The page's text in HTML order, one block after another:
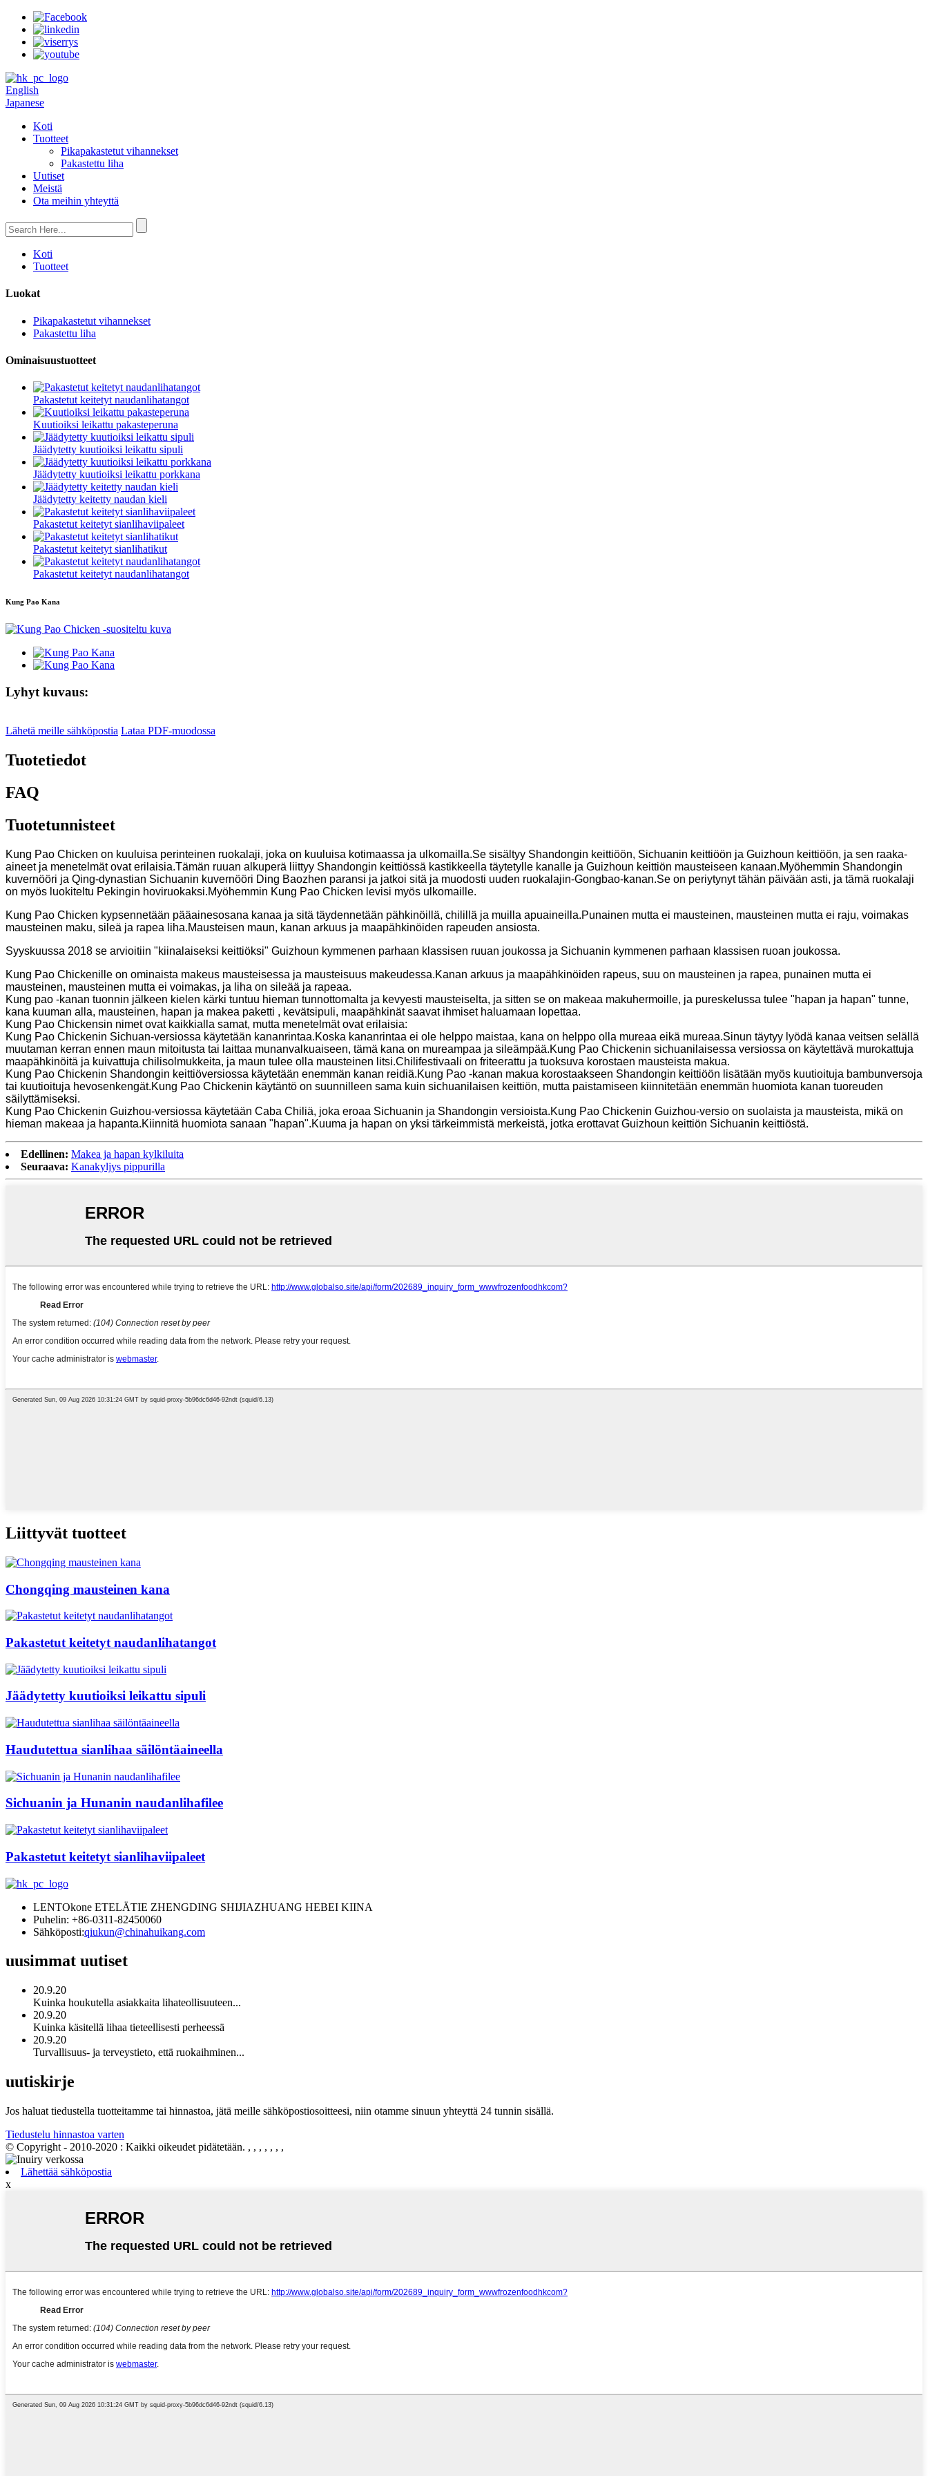
English
Japanese
Koti
Tuotteet
Pikapakastetut vihannekset
Pakastettu liha
Uutiset
Meistä
Ota meihin yhteyttä
Koti
Tuotteet
Luokat
Pikapakastetut vihannekset
Pakastettu liha
Ominaisuustuotteet
Pakastetut keitetyt naudanlihatangot
Kuutioiksi leikattu pakasteperuna
Jäädytetty kuutioiksi leikattu sipuli
Jäädytetty kuutioiksi leikattu porkkana
Jäädytetty keitetty naudan kieli
Pakastetut keitetyt sianlihaviipaleet
Pakastetut keitetyt sianlihatikut
Pakastetut keitetyt naudanlihatangot
Kung Pao Kana
Lyhyt kuvaus:
Lähetä meille sähköpostia Lataa PDF-muodossa
Tuotetiedot
FAQ
Tuotetunnisteet
Kung Pao Chicken on kuuluisa perinteinen ruokalaji, joka on kuuluisa kotimaassa ja ulkomailla.Se sisältyy Shandongin keittiöön, Sichuanin keittiöön ja Guizhoun keittiöön, ja sen raaka-
aineet ja menetelmät ovat erilaisia.Tämän ruuan alkuperä liittyy Shandongin keittiössä kastikkeella täytetylle kanalle ja Guizhoun keittiön mausteiseen kanaan.Myöhemmin Shandongin
kuvernööri ja Qing-dynastian Sichuanin kuvernööri Ding Baozhen paransi ja jatkoi sitä ja muodosti uuden ruokalajin-Gongbao-kanan.Se on periytynyt tähän päivään asti, ja tämä ruokalaji
on myös luokiteltu Pekingin hoviruokaksi.Myöhemmin Kung Pao Chicken levisi myös ulkomaille.
Kung Pao Chicken kypsennetään pääainesosana kanaa ja sitä täydennetään pähkinöillä, chilillä ja muilla apuaineilla.Punainen mutta ei mausteinen, mausteinen mutta ei raju, voimakas
mausteinen maku, sileä ja rapea liha.Mausteisen maun, kanan arkuus ja maapähkinöiden rapeuden ansiosta.
Syyskuussa 2018 se arvioitiin "kiinalaiseksi keittiöksi" Guizhoun kymmenen parhaan klassisen ruuan joukossa ja Sichuanin kymmenen parhaan klassisen ruoan joukossa.
Kung Pao Chickenille on ominaista makeus mausteisessa ja mausteisuus makeudessa.Kanan arkuus ja maapähkinöiden rapeus, suu on mausteinen ja rapea, punainen mutta ei
mausteinen, mausteinen mutta ei voimakas, ja liha on sileää ja rapeaa.
Kung pao -kanan tuonnin jälkeen kielen kärki tuntuu hieman tunnottomalta ja kevyesti mausteiselta, ja sitten se on makeaa makuhermoille, ja pureskelussa tulee "hapan ja hapan" tunne,
kana kuuman alla, mausteinen, hapan ja makea paketti , kevätsipuli, maapähkinät saavat ihmiset haluamaan lopettaa.
Kung Pao Chickensin nimet ovat kaikkialla samat, mutta menetelmät ovat erilaisia:
Kung Pao Chickenin Sichuan-versiossa käytetään kananrintaa.Koska kananrintaa ei ole helppo maistaa, kana on helppo olla mureaa eikä mureaa.Sinun täytyy lyödä kanaa veitsen selällä
muutaman kerran ennen maun mitoitusta tai laittaa munanvalkuaiseen, tämä kana on mureampaa ja sileämpää.Kung Pao Chickenin sichuanilaisessa versiossa on käytettävä murokattuja
maapähkinöitä ja kuivattuja chilisolmukkeita, ja maun tulee olla mausteinen litsi.Chilifestivaali on friteerattu ja tuoksuva korostaen mausteista makua.
Kung Pao Chickenin Shandongin keittiöversiossa käytetään enemmän kanan reidiä.Kung Pao -kanan makua korostaakseen Shandongin keittiöön lisätään myös kuutioituja bambunversoja
tai kuutioituja hevosenkengät.Kung Pao Chickenin käytäntö on suunnilleen sama kuin sichuanilaisen keittiön, mutta paistamiseen kiinnitetään enemmän huomiota kanan tuoreuden
säilyttämiseksi.
Kung Pao Chickenin Guizhou-versiossa käytetään Caba Chiliä, joka eroaa Sichuanin ja Shandongin versioista.Kung Pao Chickenin Guizhou-versio on suolaista ja mausteista, mikä on
hieman makeaa ja hapanta.Kiinnitä huomiota sanaan "hapan".Kuuma ja hapan on yksi tärkeimmistä merkeistä, jotka erottavat Guizhoun keittiön Sichuanin keittiöstä.
Edellinen: Makea ja hapan kylkiluita
Seuraava: Kanakyljys pippurilla
Liittyvät tuotteet
Chongqing mausteinen kana
Pakastetut keitetyt naudanlihatangot
Jäädytetty kuutioiksi leikattu sipuli
Haudutettua sianlihaa säilöntäaineella
Sichuanin ja Hunanin naudanlihafilee
Pakastetut keitetyt sianlihaviipaleet
LENTOkone ETELÄTIE ZHENGDING SHIJIAZHUANG HEBEI KIINA
Puhelin: +86-0311-82450060
Sähköposti:qiukun@chinahuikang.com
uusimmat uutiset
20.9.20
Kuinka houkutella asiakkaita lihateollisuuteen...
20.9.20
Kuinka käsitellä lihaa tieteellisesti perheessä
20.9.20
Turvallisuus- ja terveystieto, että ruokaihminen...
uutiskirje
Jos haluat tiedustella tuotteitamme tai hinnastoa, jätä meille sähköpostiosoitteesi, niin otamme sinuun yhteyttä 24 tunnin sisällä.
Tiedustelu hinnastoa varten
© Copyright - 2010-2020 : Kaikki oikeudet pidätetään. , , , , , , ,
Lähettää sähköpostia
x